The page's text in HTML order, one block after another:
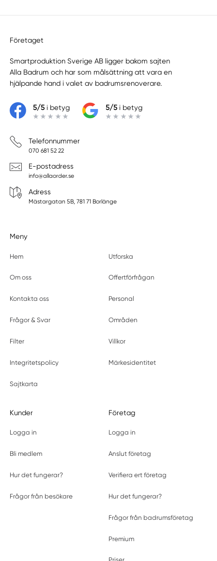
Företaget
Smartproduktion Sverige AB ligger bakom sajten
Alla Badrum och har som målsättning att vara en
hjälpande hand i valet av badrumsrenoverare.
5/5i betyg 5/5i betyg
Telefonnummer
070 681 52 22
E-postadress
info@allaorder.se
Adress
Mästargatan 5B, 781 71 Borlänge
Meny
Hem Utforska
Om oss Offertförfrågan
Kontakta oss Personal
Frågor & Svar Områden
Filter Villkor
Integritetspolicy Märkesidentitet
Sajtkarta
Kunder
Logga in
Bli medlem
Hur det fungerar?
Frågor från besökare
Företag
Logga in
Anslut företag
Verifiera ert företag
Hur det fungerar?
Frågor från badrumsföretag
Premium